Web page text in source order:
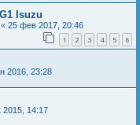
Isuzu
« 25 фев 2017, 20:46
1 2 3 4 5 6
2016, 23:28
2015, 14:17